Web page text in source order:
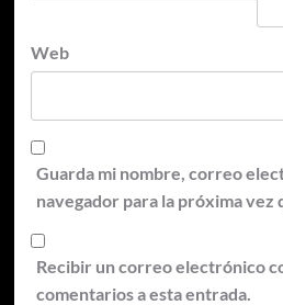
Web
Guarda mi nombre, correo
navegador para la próxima vez
Recibir un correo electrónico
comentarios a esta entrada.